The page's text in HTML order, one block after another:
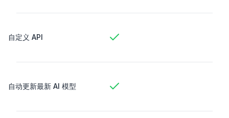
自定义 API
自动更新最新 AI 模型